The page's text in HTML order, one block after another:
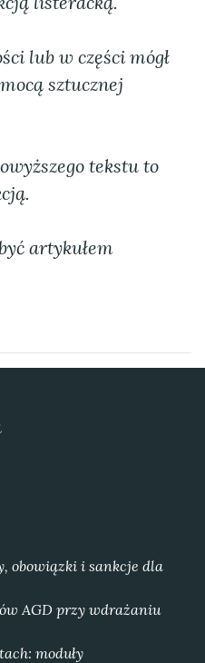
lub w części mógł
sztucznej
tekstu to
artykułem
obowiązki i sankcje dla
AGD przy wdrażaniu
moduły